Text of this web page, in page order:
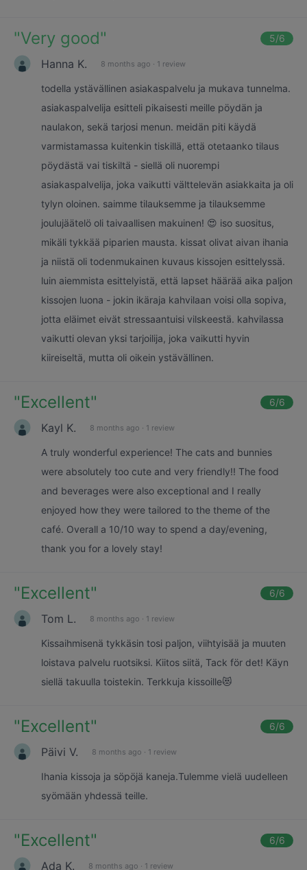
"Very good" 5/6
Hanna K. 8 months ago · 1 review
todella ystävällinen asiakaspalvelu ja mukava tunnelma.
asiakaspalvelija esitteli pikaisesti meille pöydän ja
naulakon, sekä tarjosi menun. meidän piti käydä
varmistamassa kuitenkin tiskillä, että otetaanko tilaus
pöydästä vai tiskiltä - siellä oli nuorempi
asiakaspalvelija, joka vaikutti välttelevän asiakkaita ja oli
tylyn oloinen. saimme tilauksemme ja tilauksemme
joulujäätelö oli taivaallisen makuinen! 😍 iso suositus,
mikäli tykkää piparien mausta. kissat olivat aivan ihania
ja niistä oli todenmukainen kuvaus kissojen esittelyssä.
luin aiemmista esittelyistä, että lapset häärää aika paljon
kissojen luona - jokin ikäraja kahvilaan voisi olla sopiva,
jotta eläimet eivät stressaantuisi vilskeestä. kahvilassa
vaikutti olevan yksi tarjoilija, joka vaikutti hyvin
kiireiseltä, mutta oli oikein ystävällinen.
"Excellent" 6/6
Kayl K. 8 months ago · 1 review
A truly wonderful experience! The cats and bunnies
were absolutely too cute and very friendly!! The food
and beverages were also exceptional and I really
enjoyed how they were tailored to the theme of the
café. Overall a 10/10 way to spend a day/evening,
thank you for a lovely stay!
"Excellent" 6/6
Tom L. 8 months ago · 1 review
Kissaihmisenä tykkäsin tosi paljon, viihtyisää ja muuten
loistava palvelu ruotsiksi. Kiitos siitä, Tack för det! Käyn
siellä takuulla toistekin. Terkkuja kissoille😻
"Excellent" 6/6
Päivi V. 8 months ago · 1 review
Ihania kissoja ja söpöjä kaneja.Tulemme vielä uudelleen
syömään yhdessä teille.
"Excellent" 6/6
Ada K. 8 months ago · 1 review